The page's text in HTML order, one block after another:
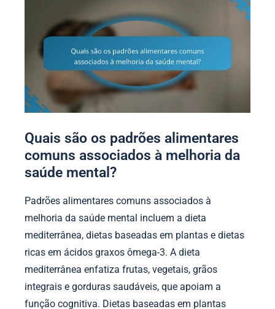
Quais são os padrões alimentares
comuns associados à melhoria da
saúde mental?
Padrões alimentares comuns associados à
melhoria da saúde mental incluem a dieta
mediterrânea, dietas baseadas em plantas e dietas
ricas em ácidos graxos ômega-3. A dieta
mediterrânea enfatiza frutas, vegetais, grãos
integrais e gorduras saudáveis, que apoiam a
função cognitiva. Dietas baseadas em plantas